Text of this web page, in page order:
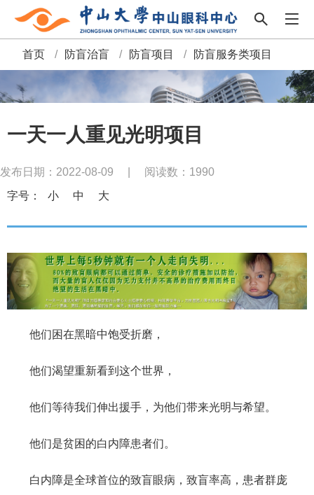
面
包
首页 / 防盲治盲 / 防盲项目 / 防盲服务类项目
一天一人重见光明项目
发布日期：2022-08-09 阅读数： 1990
字号：
小 中 大
他们困在黑暗中饱受折磨，
他们渴望重新看到这个世界，
他们等待我们伸出援手，为他们带来光明与希望。
他们是贫困的白内障患者们。
白内障是全球首位的致盲眼病，致盲率高，患者群庞